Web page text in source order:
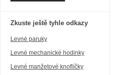
Zkuste ještě tyhle odkazy
Levné paruky
Levné mechanické hodinky
Levné manžetové knoflíčky